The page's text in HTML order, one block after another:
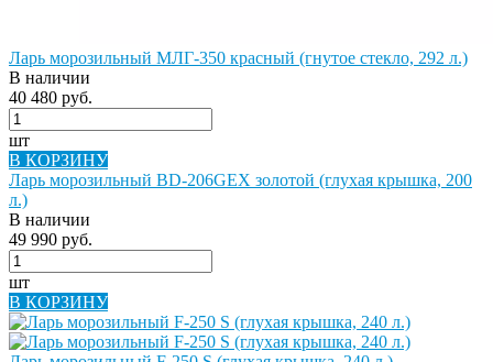
Ларь морозильный МЛГ-350 красный (гнутое стекло, 292 л.)
В наличии
40 480 руб.
шт
В КОРЗИНУ
Ларь морозильный BD-206GEX золотой (глухая крышка, 200
л.)
В наличии
49 990 руб.
шт
В КОРЗИНУ